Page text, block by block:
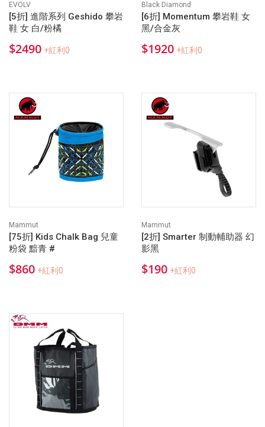
EVOLV
[5折] 進階系列 Geshido 攀岩
鞋 女 白/粉橘
$2490 +紅利0
Black Diamond
[6折] Momentum 攀岩鞋 女
黑/合金灰
$1920 +紅利0
Mammut
[75折] Kids Chalk Bag 兒童
粉袋 黯青 #
$860 +紅利0
Mammut
[2折] Smarter 制動輔助器 幻
影黑
$190 +紅利0